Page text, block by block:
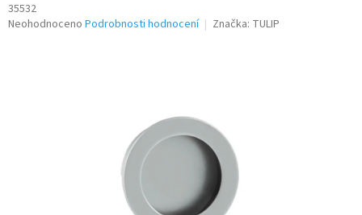
35532
Průměrné
Neohodnoceno Podrobnosti hodnocení Značka: TULIP